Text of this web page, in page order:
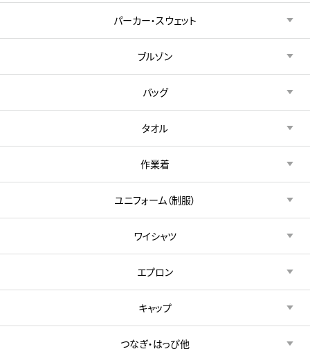
パーカー・スウェット
ブルゾン
バッグ
タオル
作業着
ユニフォーム（制服）
ワイシャツ
エプロン
キャップ
つなぎ・はっぴ他